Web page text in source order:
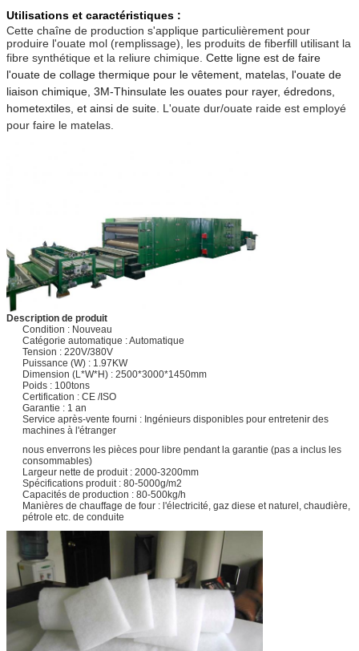
Utilisations et caractéristiques :
Cette chaîne de production s'applique particulièrement pour
produire l'ouate mol (remplissage), les produits de fiberfill utilisant la
fibre synthétique et la reliure chimique. Cette ligne est de faire
l'ouate de collage thermique pour le vêtement, matelas, l'ouate de
liaison chimique, 3M-Thinsulate les ouates pour rayer, édredons,
hometextiles, et ainsi de suite. L'ouate dur/ouate raide est employé
pour faire le matelas.
Description de produit
Condition : Nouveau
Catégorie automatique : Automatique
Tension : 220V/380V
Puissance (W) : 1.97KW
Dimension (L*W*H) : 2500*3000*1450mm
Poids : 100tons
Certification : CE /ISO
Garantie : 1 an
Service après-vente fourni : Ingénieurs disponibles pour entretenir des
machines à l'étranger
nous enverrons les pièces pour libre pendant la garantie (pas a inclus les
consommables)
Largeur nette de produit : 2000-3200mm
Spécifications produit : 80-5000g/m2
Capacités de production : 80-500kg/h
Manières de chauffage de four : l'électricité, gaz diese et naturel, chaudière,
pétrole etc. de conduite